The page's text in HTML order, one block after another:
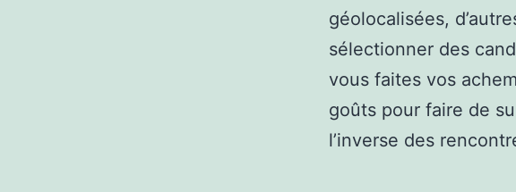
géolocalisées,
sélectionner des
vous faites vos
goûts pour faire de
l’inverse des